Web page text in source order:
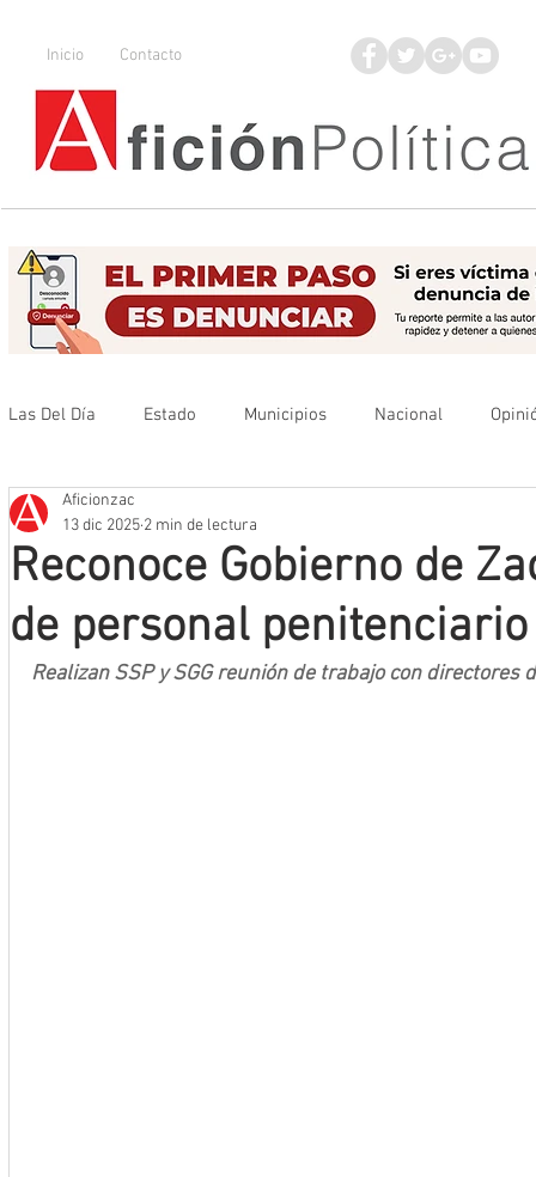
Inicio Contacto
Las Del Día Estado Municipios Nacional
Que no se olvide
Reconoce Gobierno de
de personal penitenciario
Aficionzac
13 dic 2025 2 min de lectura
Realizan SSP y SGG reunión de trabajo con directores